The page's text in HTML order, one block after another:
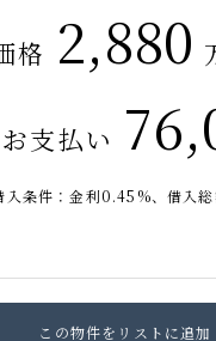
格 2,880
支払い
条件：金利0.45%、借入